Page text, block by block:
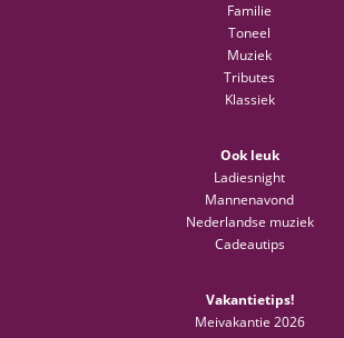
Familie
Toneel
Muziek
Tributes
Klassiek
Ook leuk
Ladiesnight
Mannenavond
Nederlandse muziek
Cadeautips
Vakantietips!
Meivakantie 2026